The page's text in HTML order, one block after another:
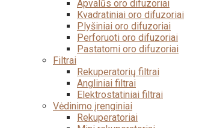
Apvalūs oro difuzoriai
Kvadratiniai oro difuzoriai
Plyšiniai oro difuzoriai
Perforuoti oro difuzoriai
Pastatomi oro difuzoriai
Filtrai
Rekuperatorių filtrai
Angliniai filtrai
Elektrostatiniai filtrai
Vėdinimo įrenginiai
Rekuperatoriai